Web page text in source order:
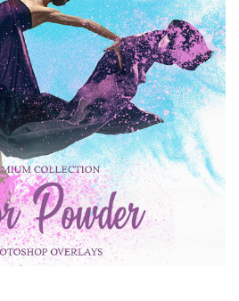
मुफ्त डाउनलोड